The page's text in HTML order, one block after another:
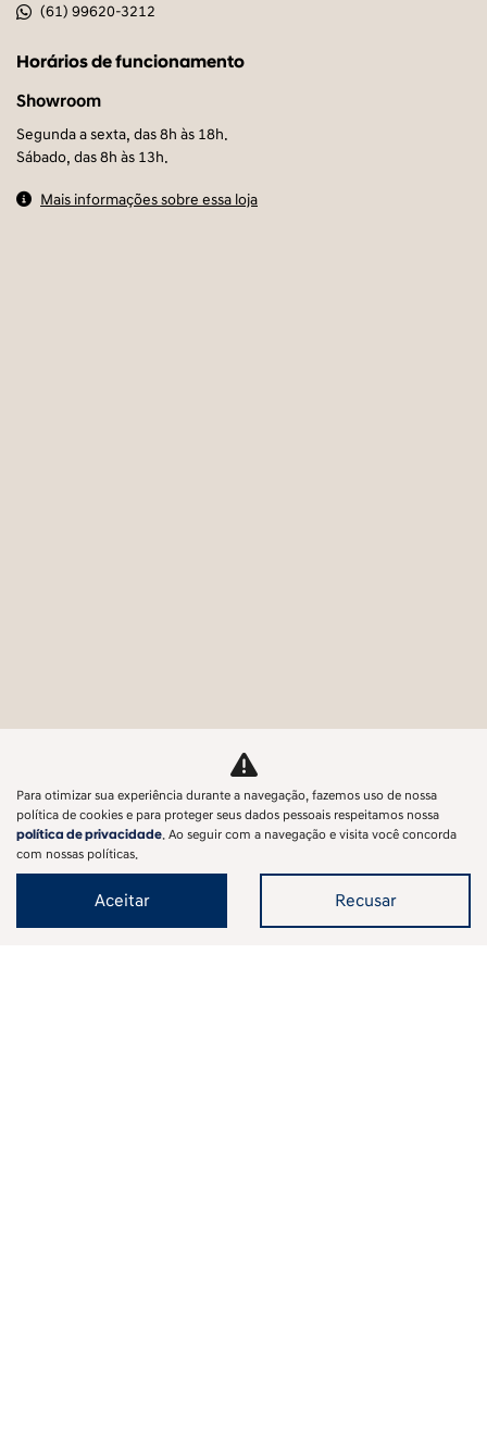
(61) 99620-3212
Horários de funcionamento
Showroom
Segunda a sexta, das 8h às 18h.
Sábado, das 8h às 13h.
Mais informações sobre essa loja
Para otimizar sua experiência durante a navegação, fazemos uso de nossa
política de cookies e para proteger seus dados pessoais respeitamos nossa
política de privacidade. Ao seguir com a navegação e visita você concorda
com nossas políticas.
Aceitar Recusar